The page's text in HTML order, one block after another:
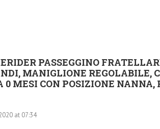
PASSEGGINO
MANIGLIONE REGOLABILE,
MESI CON POSIZIONE NANNA,
at 07:34